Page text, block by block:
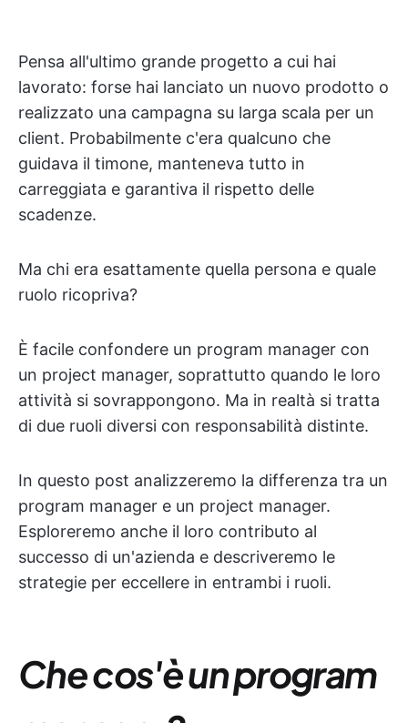
Pensa all'ultimo grande progetto a cui hai
lavorato: forse hai lanciato un nuovo prodotto o
realizzato una campagna su larga scala per un
client. Probabilmente c'era qualcuno che
guidava il timone, manteneva tutto in
carreggiata e garantiva il rispetto delle
scadenze.
Ma chi era esattamente quella persona e quale
ruolo ricopriva?
È facile confondere un program manager con
un project manager, soprattutto quando le loro
attività si sovrappongono. Ma in realtà si tratta
di due ruoli diversi con responsabilità distinte.
In questo post analizzeremo la differenza tra un
program manager e un project manager.
Esploreremo anche il loro contributo al
successo di un'azienda e descriveremo le
strategie per eccellere in entrambi i ruoli.
Che cos'è un program